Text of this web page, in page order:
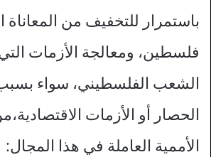
باستمرار للتخفيف من المعاناة
فلسطين، ومعالجة الأزمات التي
الشعب الفلسطيني، سواء بسبب
الحصار أو الأزمات
الأممية العاملة في هذا المجال: